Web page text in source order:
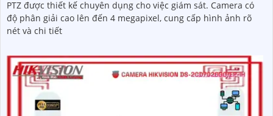
PTZ được thiết kế chuyên dụng cho việc giám sát. Camera có
độ phân giải cao lên đến 4 megapixel, cung cấp hình ảnh rõ
nét và chi tiết